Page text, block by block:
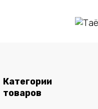
Категории
товаров